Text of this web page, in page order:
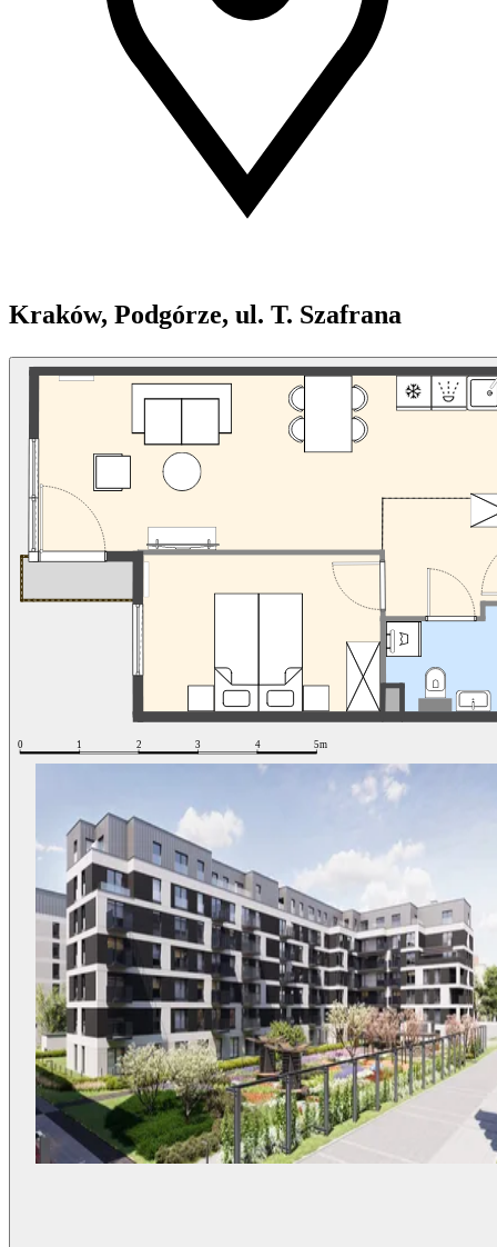
Kraków, Podgórze, ul. T. Szafrana